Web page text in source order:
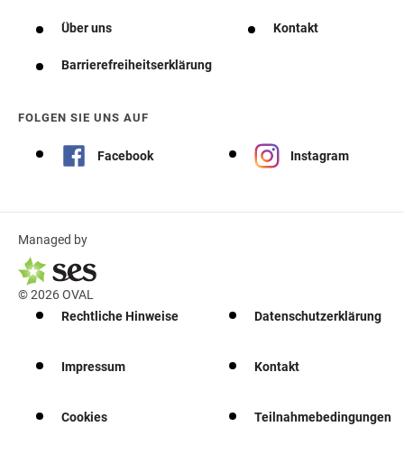
Über uns Kontakt
Barrierefreiheitserklärung
FOLGEN SIE UNS AUF
Facebook Instagram
Managed by
© 2026 OVAL
Rechtliche Hinweise
Datenschutzerklärung
Impressum Kontakt
Cookies Teilnahmebedingungen